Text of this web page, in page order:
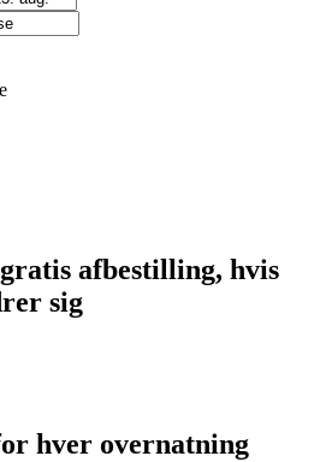
afbestilling, hvis
sig
hver overnatning